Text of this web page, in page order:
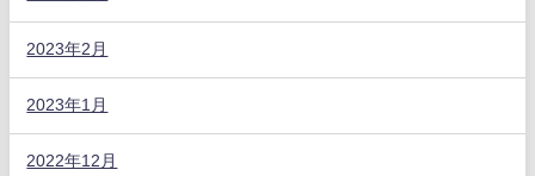
2023年2月
2023年1月
2022年12月